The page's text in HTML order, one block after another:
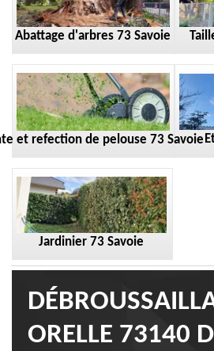
Abattage d'arbres 73 Savoie
et refection de pelouse 73 Savoie
Jardinier 73 Savoie
ORELLE 73140